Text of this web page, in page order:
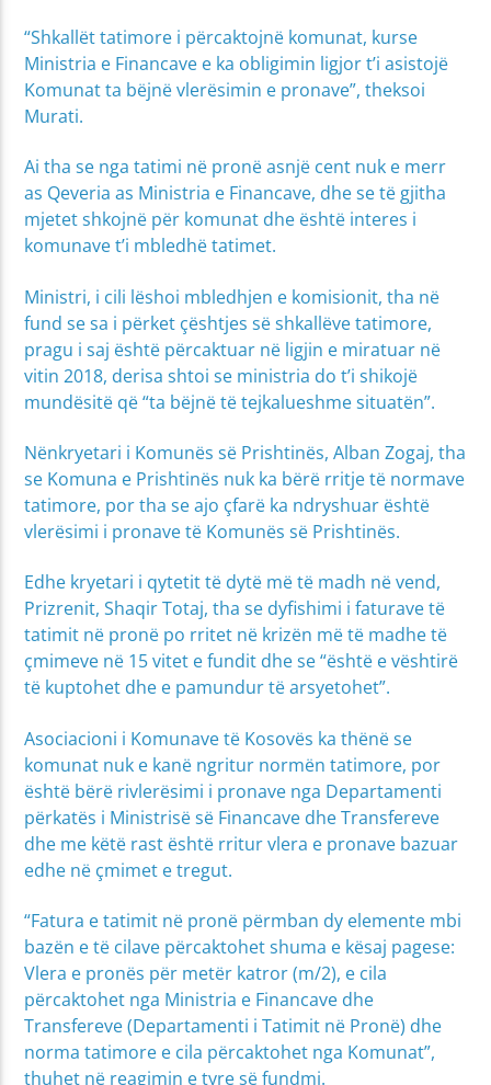
“Shkallët tatimore i përcaktojnë komunat, kurse
Ministria e Financave e ka obligimin ligjor t’i asistojë
Komunat ta bëjnë vlerësimin e pronave”, theksoi
Murati.
Ai tha se nga tatimi në pronë asnjë cent nuk e merr
as Qeveria as Ministria e Financave, dhe se të gjitha
mjetet shkojnë për komunat dhe është interes i
komunave t’i mbledhë tatimet.
Ministri, i cili lëshoi mbledhjen e komisionit, tha në
fund se sa i përket çështjes së shkallëve tatimore,
pragu i saj është përcaktuar në ligjin e miratuar në
vitin 2018, derisa shtoi se ministria do t’i shikojë
mundësitë që “ta bëjnë të tejkalueshme situatën”.
Nënkryetari i Komunës së Prishtinës, Alban Zogaj, tha
se Komuna e Prishtinës nuk ka bërë rritje të normave
tatimore, por tha se ajo çfarë ka ndryshuar është
vlerësimi i pronave të Komunës së Prishtinës.
Edhe kryetari i qytetit të dytë më të madh në vend,
Prizrenit, Shaqir Totaj, tha se dyfishimi i faturave të
tatimit në pronë po rritet në krizën më të madhe të
çmimeve në 15 vitet e fundit dhe se “është e vështirë
të kuptohet dhe e pamundur të arsyetohet”.
Asociacioni i Komunave të Kosovës ka thënë se
komunat nuk e kanë ngritur normën tatimore, por
është bërë rivlerësimi i pronave nga Departamenti
përkatës i Ministrisë së Financave dhe Transfereve
dhe me këtë rast është rritur vlera e pronave bazuar
edhe në çmimet e tregut.
“Fatura e tatimit në pronë përmban dy elemente mbi
bazën e të cilave përcaktohet shuma e kësaj pagese:
Vlera e pronës për metër katror (m/2), e cila
përcaktohet nga Ministria e Financave dhe
Transfereve (Departamenti i Tatimit në Pronë) dhe
norma tatimore e cila përcaktohet nga Komunat”,
thuhet në reagimin e tyre së fundmi.